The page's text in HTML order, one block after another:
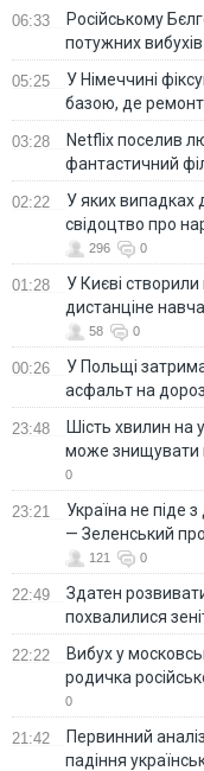
06:33
Російському
потужних вибухів
05:25
У Німеччині
базою, де
03:28
Netflix поселив
фантастичний
02:22
У яких випадках
свідоцтво про
296 0
01:28
У Києві
дистанціне
58 0
00:26
У Польщі
асфальт на
23:48
Шість хвилин на
може знищувати
0
23:21
Україна не піде
— Зеленський
121 0
22:49
Здатен
похвалилися
22:22
Вибух у
родичка
0
21:42
Первинний
падіння